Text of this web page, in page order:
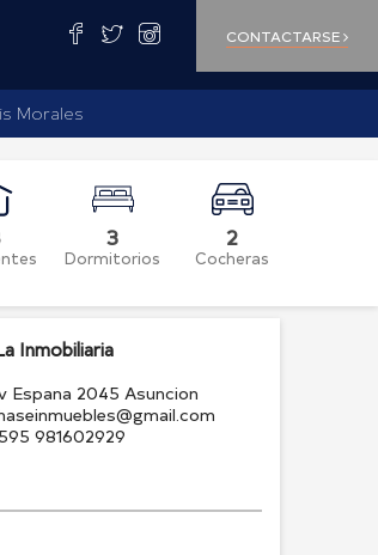
CONTACTARSE
Morales
3
Dormitorios
2
Cocheras
Inmobiliaria
Espana 2045 Asuncion
981602929